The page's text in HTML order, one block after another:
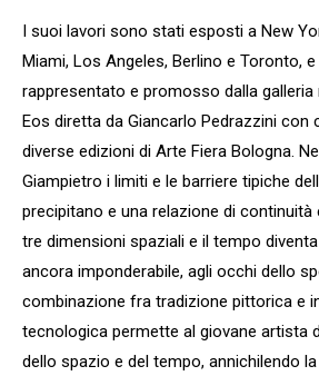
I suoi lavori sono stati esposti a New
Miami, Los Angeles, Berlino e Toronto, e
rappresentato e promosso dalla galleria
Eos diretta da Giancarlo Pedrazzini con
diverse edizioni di Arte Fiera Bologna.
Giampietro i limiti e le barriere tipiche
precipitano e una relazione di continuità
tre dimensioni spaziali e il tempo
ancora imponderabile, agli occhi dello
combinazione fra tradizione pittorica e
tecnologica permette al giovane artista
dello spazio e del tempo, annichilendo